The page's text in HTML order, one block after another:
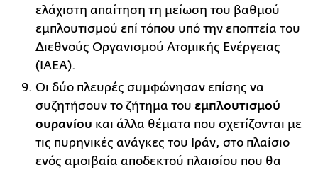
ελάχιστη απαίτηση τη μείωση του βαθμού
εμπλουτισμού επί τόπου υπό την εποπτεία του
Διεθνούς Οργανισμού Ατομικής Ενέργειας
(IAEA).
Οι δύο πλευρές συμφώνησαν επίσης να
συζητήσουν το ζήτημα του εμπλουτισμού
ουρανίου και άλλα θέματα που σχετίζονται με
τις πυρηνικές ανάγκες του Ιράν, στο πλαίσιο
ενός αμοιβαία αποδεκτού πλαισίου που θα